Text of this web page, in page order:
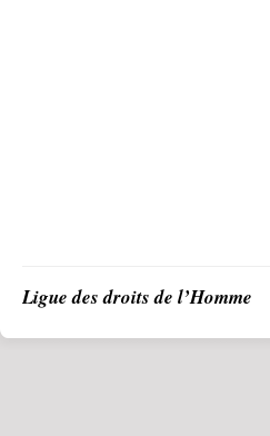
Ligue des droits de l’Homme